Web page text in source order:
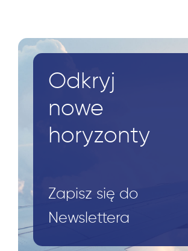
Odkryj
nowe
horyzonty
Zapisz się do
Newslettera